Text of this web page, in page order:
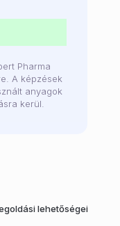
Pharma
A képzések
anyagok
kerül.
lehetőségei